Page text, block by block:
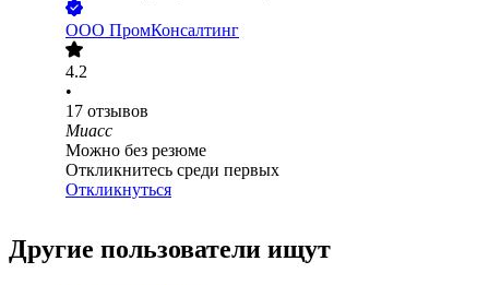
ООО ПромКонсалтинг
4.2
•
17 отзывов
Миасс
Можно без резюме
Откликнитесь среди первых
Откликнуться
Другие пользователи ищут